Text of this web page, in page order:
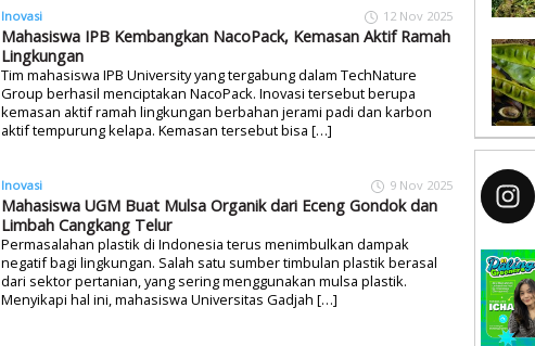
Inovasi 12 Nov 2025
Mahasiswa IPB Kembangkan NacoPack, Kemasan Aktif Ramah
Lingkungan
Tim mahasiswa IPB University yang tergabung dalam TechNature
Group berhasil menciptakan NacoPack. Inovasi tersebut berupa
kemasan aktif ramah lingkungan berbahan jerami padi dan karbon
aktif tempurung kelapa. Kemasan tersebut bisa […]
Inovasi 9 Nov 2025
Mahasiswa UGM Buat Mulsa Organik dari Eceng Gondok dan
Limbah Cangkang Telur
Permasalahan plastik di Indonesia terus menimbulkan dampak
negatif bagi lingkungan. Salah satu sumber timbulan plastik berasal
dari sektor pertanian, yang sering menggunakan mulsa plastik.
Menyikapi hal ini, mahasiswa Universitas Gadjah […]